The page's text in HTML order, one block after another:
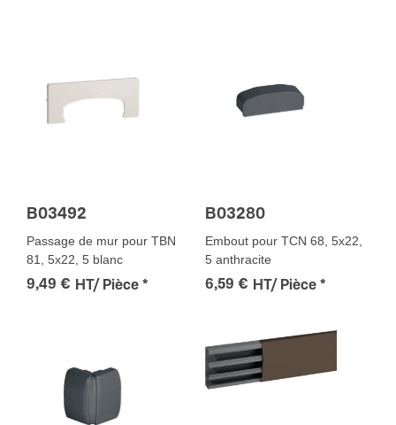
B03492
Passage de mur pour TBN
81, 5x22, 5 blanc
9,49 € HT/ Pièce *
B03280
Embout pour TCN 68, 5x22,
5 anthracite
6,59 € HT/ Pièce *